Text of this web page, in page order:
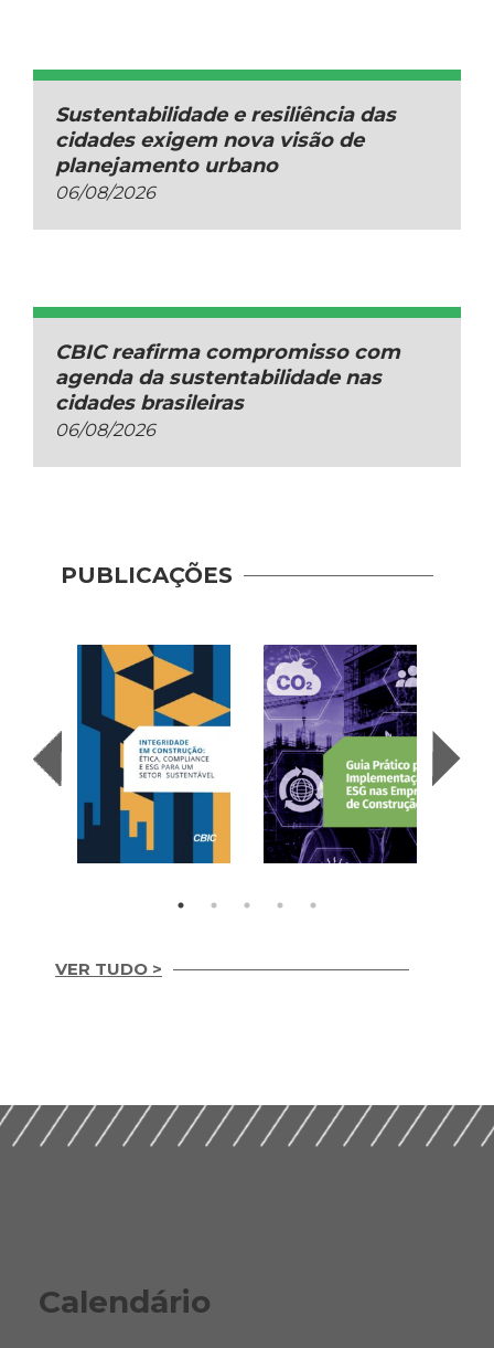
Sustentabilidade e resiliência das
cidades exigem nova visão de
planejamento urbano
06/08/2026
CBIC reafirma compromisso com
agenda da sustentabilidade nas
cidades brasileiras
06/08/2026
PUBLICAÇÕES
VER TUDO >
Calendário